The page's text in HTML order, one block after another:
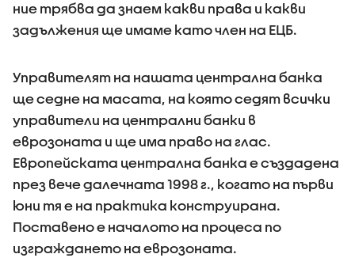
ние трябва да знаем какви права и какви
задължения ще имаме като член на ЕЦБ.
Управителят на нашата централна банка
ще седне на масата, на която седят всички
управители на централни банки в
еврозоната и ще има право на глас.
Европейската централна банка е създадена
през вече далечната 1998 г., когато на първи
юни тя е на практика конструирана.
Поставено е началото на процеса по
изграждането на еврозоната.